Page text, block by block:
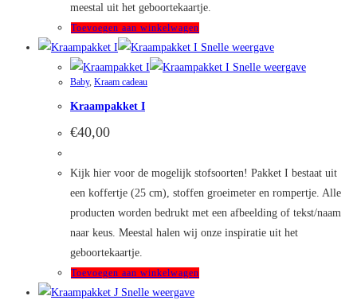
meestal uit het geboortekaartje.
Toevoegen aan winkelwagen
Snelle weergave
Snelle weergave
Baby, Kraam cadeau
Kraampakket I
€40,00
Kijk hier voor de mogelijk stofsoorten! Pakket I bestaat uit
een koffertje (25 cm), stoffen groeimeter en rompertje. Alle
producten worden bedrukt met een afbeelding of tekst/naam
naar keus. Meestal halen wij onze inspiratie uit het
geboortekaartje.
Toevoegen aan winkelwagen
Snelle weergave